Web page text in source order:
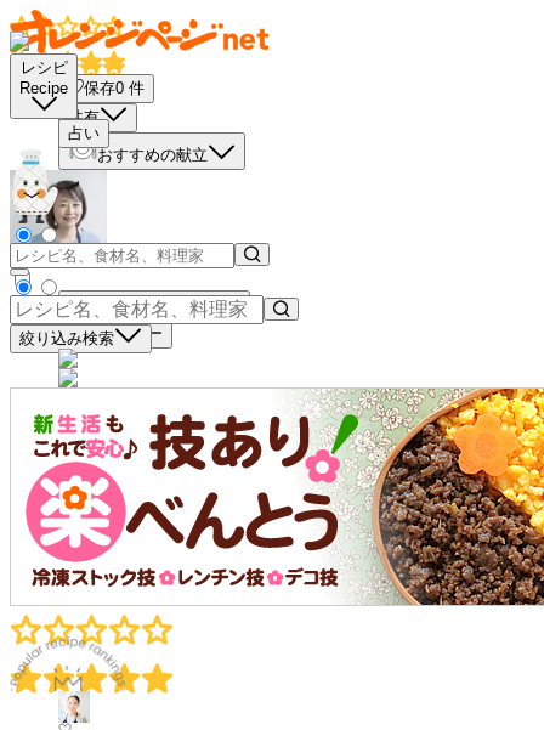
レシピ
Recipe
占い
絞り込み検索
保存0 件
共有
おすすめの献立
買い物リストに入れる
材料コピー